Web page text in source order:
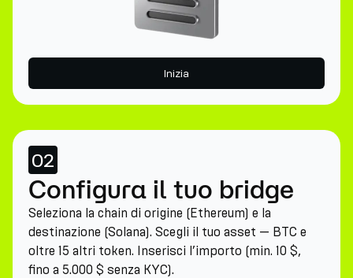
Inizia
02
Configura il tuo bridge
Seleziona la chain di origine (Ethereum) e la
destinazione (Solana). Scegli il tuo asset — BTC e
oltre 15 altri token. Inserisci l’importo (min. 10 $,
fino a 5.000 $ senza KYC).